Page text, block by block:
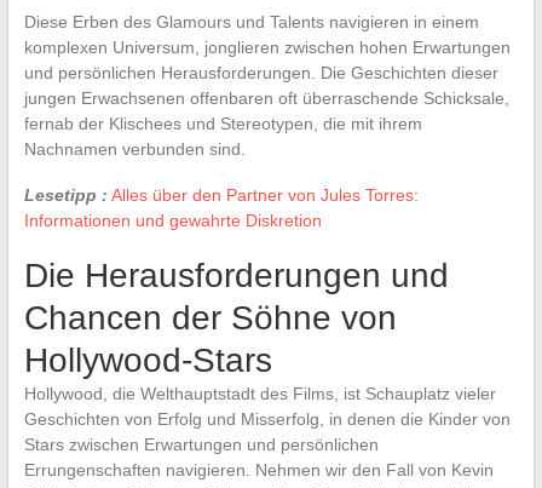
Diese Erben des Glamours und Talents navigieren in einem
komplexen Universum, jonglieren zwischen hohen Erwartungen
und persönlichen Herausforderungen. Die Geschichten dieser
jungen Erwachsenen offenbaren oft überraschende Schicksale,
fernab der Klischees und Stereotypen, die mit ihrem
Nachnamen verbunden sind.
Lesetipp : Alles über den Partner von Jules Torres:
Informationen und gewahrte Diskretion
Die Herausforderungen und
Chancen der Söhne von
Hollywood-Stars
Hollywood, die Welthauptstadt des Films, ist Schauplatz vieler
Geschichten von Erfolg und Misserfolg, in denen die Kinder von
Stars zwischen Erwartungen und persönlichen
Errungenschaften navigieren. Nehmen wir den Fall von Kevin